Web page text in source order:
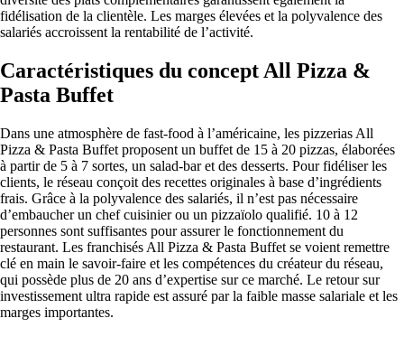
fidélisation de la clientèle. Les marges élevées et la polyvalence des
salariés accroissent la rentabilité de l’activité.
Caractéristiques du concept All Pizza &
Pasta Buffet
Dans une atmosphère de fast-food à l’américaine, les pizzerias All
Pizza & Pasta Buffet proposent un buffet de 15 à 20 pizzas, élaborées
à partir de 5 à 7 sortes, un salad-bar et des desserts. Pour fidéliser les
clients, le réseau conçoit des recettes originales à base d’ingrédients
frais. Grâce à la polyvalence des salariés, il n’est pas nécessaire
d’embaucher un chef cuisinier ou un pizzaïolo qualifié. 10 à 12
personnes sont suffisantes pour assurer le fonctionnement du
restaurant. Les franchisés All Pizza & Pasta Buffet se voient remettre
clé en main le savoir-faire et les compétences du créateur du réseau,
qui possède plus de 20 ans d’expertise sur ce marché. Le retour sur
investissement ultra rapide est assuré par la faible masse salariale et les
marges importantes.